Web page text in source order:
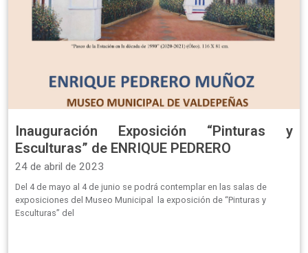
Inauguración Exposición “Pinturas y
Esculturas” de ENRIQUE PEDRERO
24 de abril de 2023
Del 4 de mayo al 4 de junio se podrá contemplar en las salas de
exposiciones del Museo Municipal la exposición de “Pinturas y
Esculturas” del